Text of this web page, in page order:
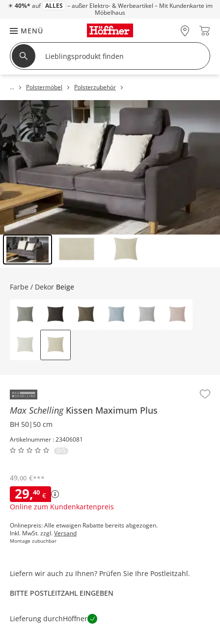
☀ 40%* auf ALLES – außer Elektro- & Werbeartikel – Mit Kundenkarte im
Möbelhaus
MENÜ
Polstermöbel Polsterzubehör
Max Schelling Kissen Maximum Plus
BH 50|50 cm
Artikelnummer : 23406081
0/5
29,40 €
Online zum Kundenkartenpreis
49,00 €***
Onlinepreis: Alle etwaigen Rabatte bereits abgezogen.
Inkl. MwSt. zzgl.Versand
Montage zubuchbar
Farbe / Dekor Beige
Liefern wir auch zu Ihnen? Prüfen Sie Ihre Postleitzahl.
BITTE POSTLEITZAHL EINGEBEN
Lieferung durchHöffner